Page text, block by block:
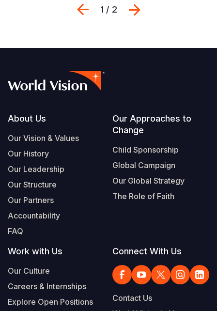
Previous
1 / 2
Footer
About Us
Our Vision & Values
Our History
Our Leadership
Our Structure
Our Partners
Accountability
FAQ
Our Approaches to
Change
Child Sponsorship
Global Campaign
Our Global Strategy
The Role of Faith
Work with Us
Our Culture
Careers & Internships
Explore Open Positions
Connect With Us
Contact Us